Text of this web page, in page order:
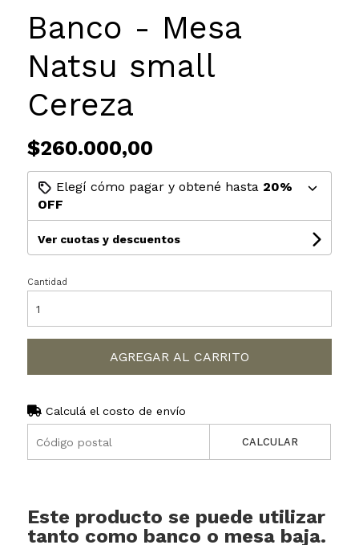
Banco - Mesa
Natsu small
Cereza
$260.000,00
Elegí cómo pagar y obtené hasta 20%
OFF
Ver cuotas y descuentos
Cantidad
AGREGAR AL CARRITO
Calculá el costo de envío
CALCULAR
Este producto se puede utilizar
tanto como banco o mesa baja.